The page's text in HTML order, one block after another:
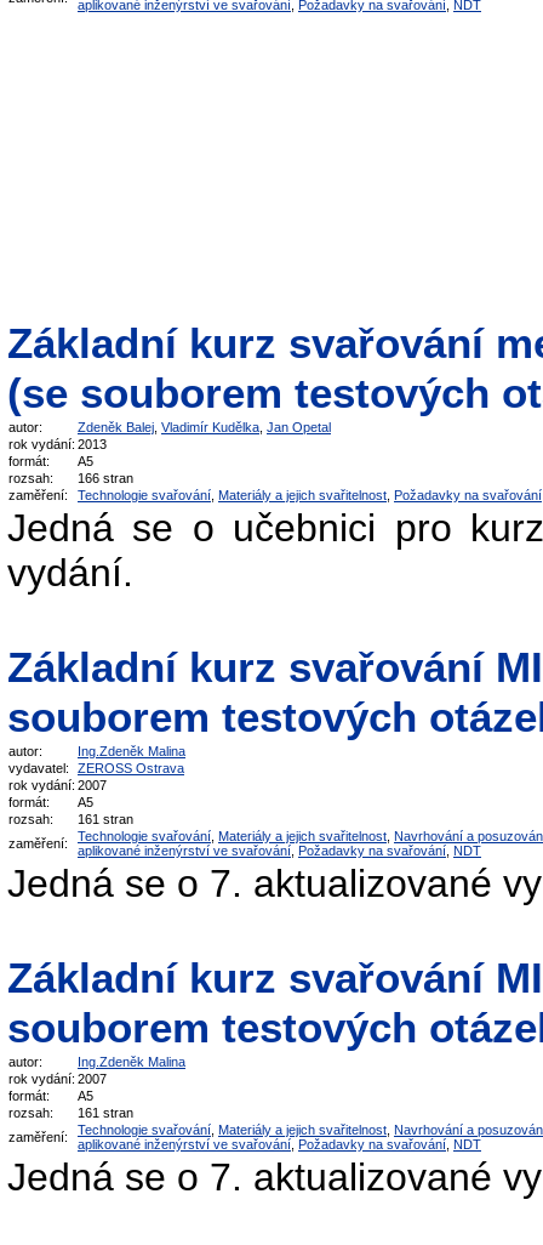
aplikované inženýrství ve svařování Požadavky na svařování NDT
Základní kurz svařování
(se souborem testových
autor: Zdeněk Balej Vladimír Kudělka Jan Opetal
rok vydání: 2013
formát:
A5
rozsah:
166 stran
zaměření:
Technologie svařování Materiály a jejich svařitelnost Požadavky na svařování
Jedná se o učebnici pro
vydání.
Základní kurz svařování
souborem testových
autor:
Ing.Zdeněk Malina
vydavatel:
ZEROSS Ostrava
rok vydání: 2007
formát:
A5
rozsah:
161 stran
zaměření:
Technologie svařování Materiály a jejich svařitelnost Navrhování a
aplikované inženýrství ve svařování Požadavky na svařování NDT
Jedná se o 7. aktualizované
Základní kurz svařování
souborem testových
autor:
Ing.Zdeněk Malina
rok vydání: 2007
formát:
A5
rozsah:
161 stran
zaměření:
Technologie svařování Materiály a jejich svařitelnost Navrhování a
aplikované inženýrství ve svařování Požadavky na svařování NDT
Jedná se o 7. aktualizované